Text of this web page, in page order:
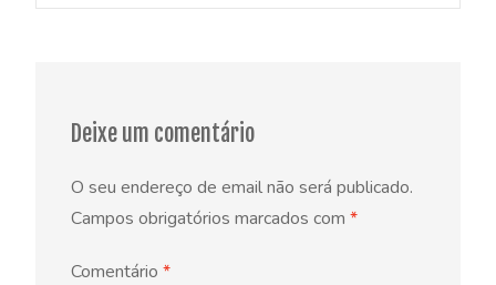
Deixe um comentário
O seu endereço de email não será publicado.
Campos obrigatórios marcados com *
Comentário *